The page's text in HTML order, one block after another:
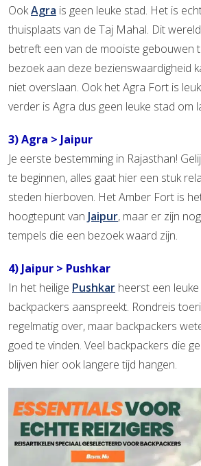
OokAgra is geen leuke stad. Het is
thuisplaats van de Taj Mahal. Dit
betreft een van de mooiste gebouwen
bezoek aan deze bezienswaardigheid
niet overslaan. Ook het Agra Fort is
verder is Agra dus geen leuke stad om
3) Agra > Jaipur
Je eerste bestemming in Rajasthan!
te beginnen, alles gaat hier een stuk
steden hierboven. Het Amber Fort is
hoogtepunt van Jaipur, maar er zijn
tempels die een bezoek waard zijn.
4) Jaipur > Pushkar
In het heilige Pushkar heerst een
backpackers aanspreekt. Rondreis
regelmatig over, maar backpackers
goed te vinden. Veel backpackers die
blijven hier ook langere tijd hangen.